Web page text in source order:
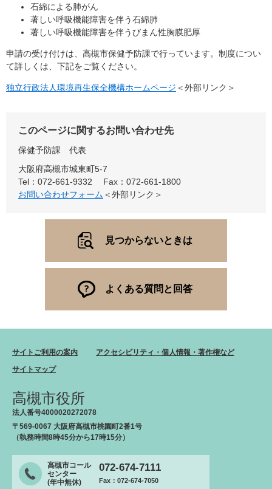
石綿による肺がん
著しい呼吸機能障害を伴う石綿肺
著しい呼吸機能障害を伴うびまん性胸膜肥厚
申請の受け付けは、高槻市保健予防課で行っています。制度につい
て詳しくは、下記をご覧ください。
独立行政法人環境再生保全機構ホームページ ＜外部リンク＞
このページに関するお問い合わせ先
保健予防課
代表
大阪府高槻市城東町5-7
Tel：072-661-9332
Fax：072-661-1800
お問い合わせフォーム ＜外部リンク＞
見つからないときは
よくある質問と回答
サイトご利用の案内
アクセシビリティ・個人情報・著作権など
サイトマップ
高槻市役所
法人番号4000020272078
〒569-0067 大阪府高槻市桃園町2番1号
（執務時間8時45分から17時15分）
高槻市コール
センター
(年中無休)
072-674-7111
Fax：072-674-7050